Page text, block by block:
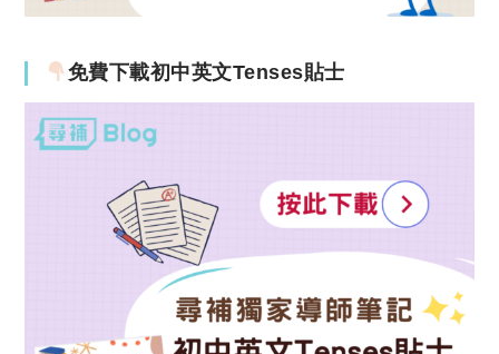
免費下載初中英文Tenses貼士